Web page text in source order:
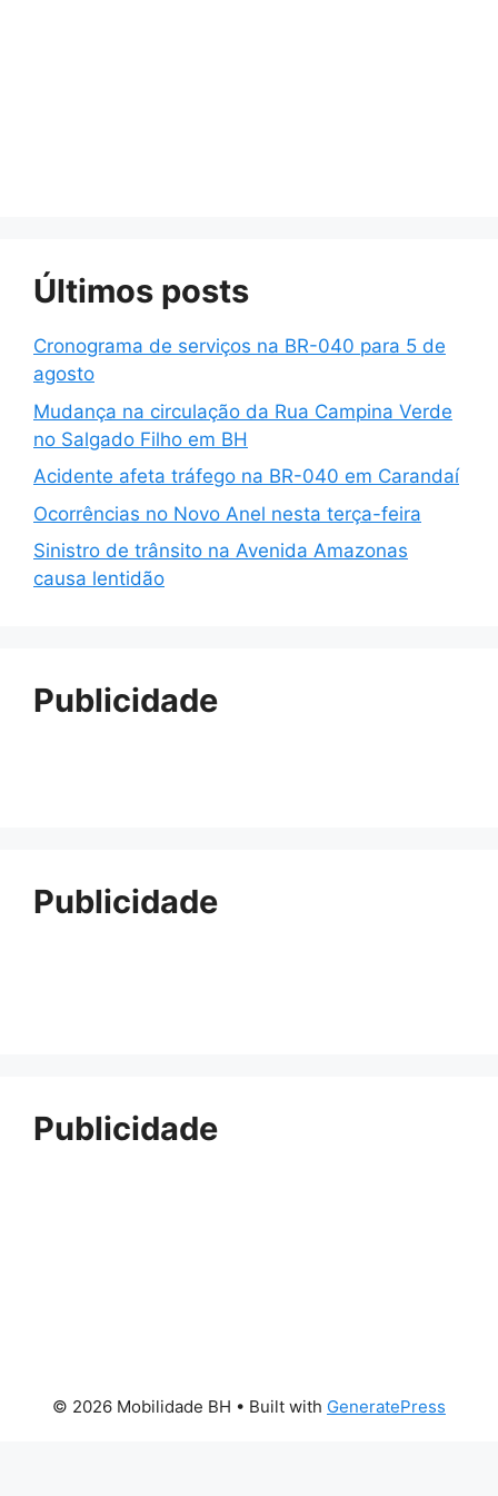
Últimos posts
Cronograma de serviços na BR-040 para 5 de
agosto
Mudança na circulação da Rua Campina Verde
no Salgado Filho em BH
Acidente afeta tráfego na BR-040 em Carandaí
Ocorrências no Novo Anel nesta terça-feira
Sinistro de trânsito na Avenida Amazonas
causa lentidão
Publicidade
Publicidade
Publicidade
© 2026 Mobilidade BH • Built with GeneratePress